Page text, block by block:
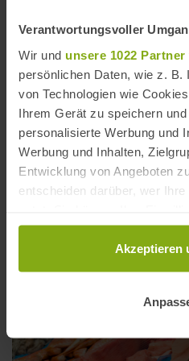
Verantwortungsvoller
Wir und unsere 1022 Partner
persönlichen Daten, wie z.
von Technologien wie
Ihrem Gerät zu speichern
personalisierte Werbung und
Werbung und Inhalten,
Entwicklung von Angeboten
entscheiden darüber, wer
Cookie-Erklärung oder durch
Trigger Symbol ändern oder
Informationen über
können
Akzeptieren
Playa El Puerco / La Loma del Puerco